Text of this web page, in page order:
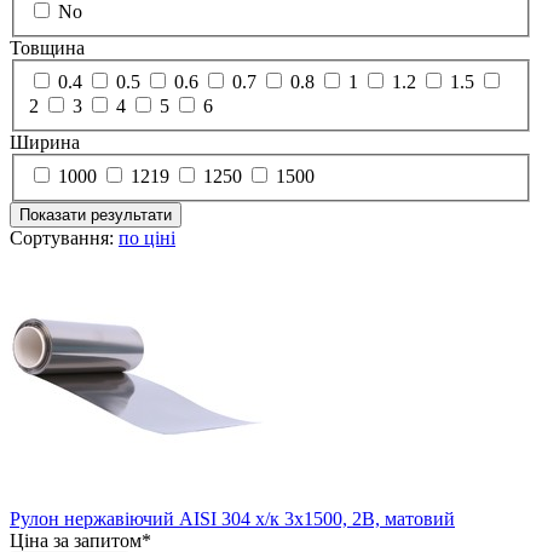
No
Товщина
0.4
0.5 0.6 0.7 0.8 1 1.2
1.5
2
3 4 5
6
Ширина
1000
1219 1250 1500
Показати результати
Сортування: по ціні
Рулон нержавіючий AISI 304 х/к 3х1500, 2B, матовий
Ціна за запитом*